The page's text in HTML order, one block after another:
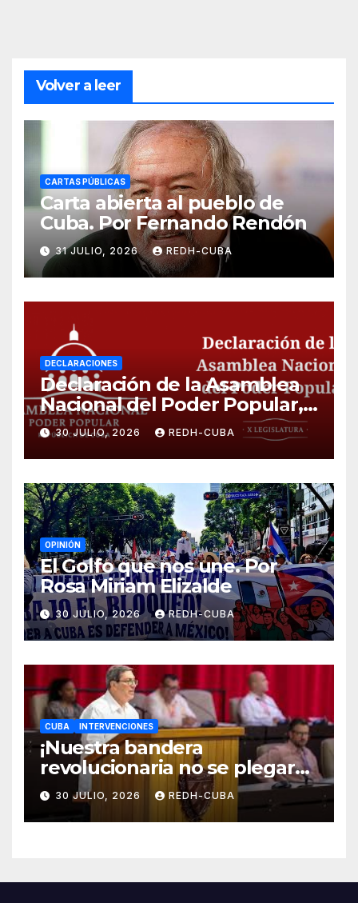
Volver a leer
CARTAS PÚBLICAS
Carta abierta al pueblo de
Cuba. Por Fernando Rendón
31 JULIO, 2026 REDH-CUBA
DECLARACIONES
Declaración de la Asamblea
Nacional del Poder Popular,
¡Cesen el cerco energético y
el castigo colectivo al pueblo
cubano!
30 JULIO, 2026 REDH-CUBA
OPINIÓN
El Golfo que nos une. Por
Rosa Miriam Elizalde
30 JULIO, 2026 REDH-CUBA
CUBA INTERVENCIONES
¡Nuestra bandera
revolucionaria no se plegará
jamás! Por Bruno Rodríguez
Parrilla
30 JULIO, 2026 REDH-CUBA